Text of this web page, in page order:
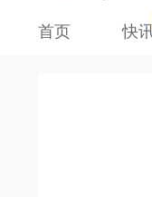
首页 快